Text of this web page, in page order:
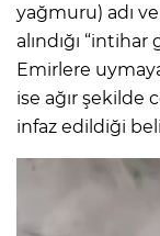
yağmuru) adı
alındığı
Emirlere
ise ağır şekilde
infaz edildiği